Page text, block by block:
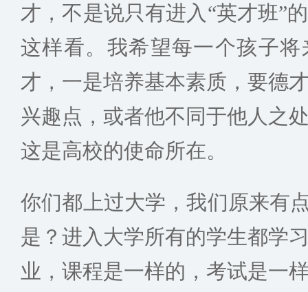
才，不是说只有进入“英才班”
这样看。我希望每一个孩子
才，一是培养基本素质，要德
兴趣点，或者他不同于他人之
这是高校的使命所在。
你们都上过大学，我们原来有
是？进入大学所有的学生都学
业，课程是一样的，考试是一